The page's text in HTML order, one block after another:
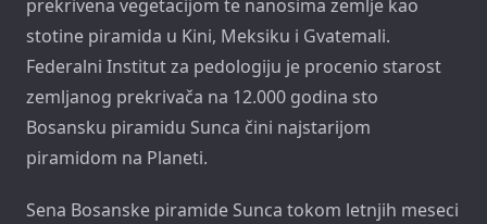
prekrivena vegetacijom te nanosima zemlje kao
stotine piramida u Kini, Meksiku i Gvatemali.
Federalni Institut za pedologiju je procenio starost
zemljanog prekrivača na 12.000 godina sto
Bosansku piramidu Sunca čini najstarijom
piramidom na Planeti.
Sena Bosanske piramide Sunca tokom letnjih meseci